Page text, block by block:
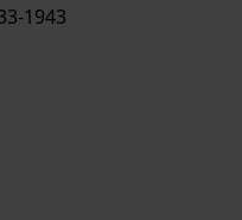
1943